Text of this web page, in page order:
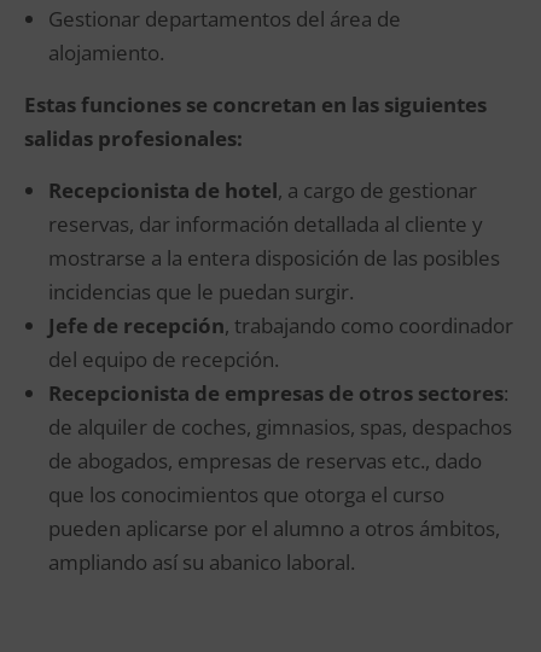
Gestionar departamentos del área de
alojamiento.
Estas funciones se concretan en las siguientes
salidas profesionales:
Recepcionista de hotel, a cargo de gestionar
reservas, dar información detallada al cliente y
mostrarse a la entera disposición de las posibles
incidencias que le puedan surgir.
Jefe de recepción, trabajando como coordinador
del equipo de recepción.
Recepcionista de empresas de otros sectores:
de alquiler de coches, gimnasios, spas, despachos
de abogados, empresas de reservas etc., dado
que los conocimientos que otorga el curso
pueden aplicarse por el alumno a otros ámbitos,
ampliando así su abanico laboral.